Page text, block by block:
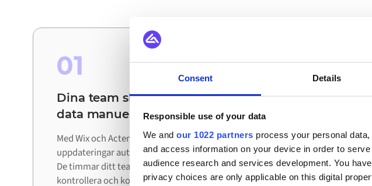
Consent Details
Responsible use of your data
We and our 1022 partners process your personal
and access information on your device in order to
audience research and services development. You
privacy choices are only applicable on this digital
01
Dina team slipper stämma av
data manuellt
Med Wix och Actemium ihopkopplade rör sig
uppdateringar automatiskt mellan systemen.
De timmar ditt team lade på att exportera,
kontrollera och korrigera data läggs nu på
02
Processer
Arbetsflöden som
flyttade data
automatiskt. Ditt
behöver